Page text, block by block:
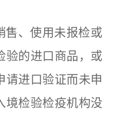
、使用未报检或
验的进口商品，或
请进口验证而未申
境检验检疫机构没